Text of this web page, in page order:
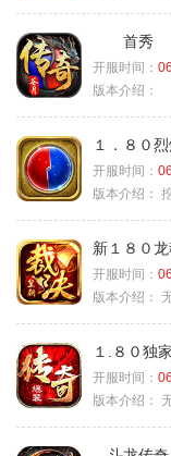
首
开服时间：
版本介绍：
１．８０
开服时间：
版本介绍：
新１８０
开服时间：
版本介绍：
１.８０独
开服时间：
版本介绍：